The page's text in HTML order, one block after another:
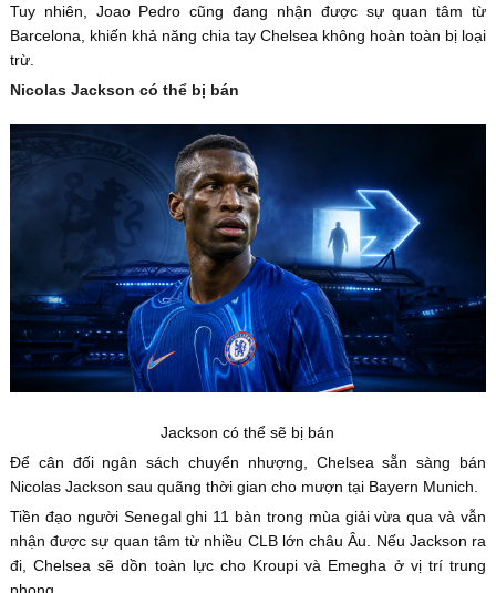
Tuy nhiên, Joao Pedro cũng đang nhận được sự quan tâm từ
Barcelona, khiến khả năng chia tay Chelsea không hoàn toàn bị loại
trừ.
Nicolas Jackson có thể bị bán
Jackson có thể sẽ bị bán
Để cân đối ngân sách chuyển nhượng, Chelsea sẵn sàng bán
Nicolas Jackson sau quãng thời gian cho mượn tại Bayern Munich.
Tiền đạo người Senegal ghi 11 bàn trong mùa giải vừa qua và vẫn
nhận được sự quan tâm từ nhiều CLB lớn châu Âu. Nếu Jackson ra
đi, Chelsea sẽ dồn toàn lực cho Kroupi và Emegha ở vị trí trung